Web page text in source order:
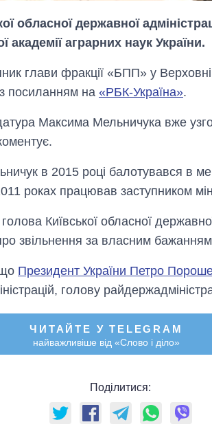
обласної державної
академії аграрних наук України.
глави фракції «БПП» у
з посиланням на «РБК-Україна».
Максима Мельничука вже
в 2015 році балотувався в
роках працював заступником
Київської обласної
звільнення за власним
Президент України Петро
голову
ЧИТАЙТЕ У TELEGRAM
найважливіше від «Слово і діло»
Поділитися: